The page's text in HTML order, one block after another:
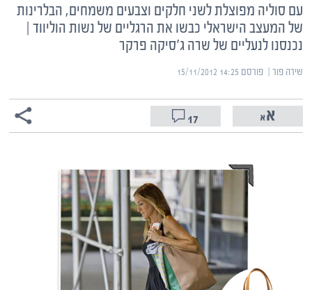
עם סוליה מפוצלת לשני חלקים וצבעים משמחים, הבלרינות
של המעצב הישראלי כבשו את הרגליים של נשות הוליווד |
נכנסנו לנעליים של שרה ג'סיקה פרקר
שירה פור | ‏פורסם ‎15/11/2012 14:25
17